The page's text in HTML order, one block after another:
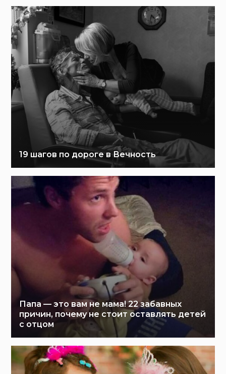
19 шагов по дороге в Вечность
Папа — это вам не мама! 22 забавных
причин, почему не стоит оставлять детей
с отцом